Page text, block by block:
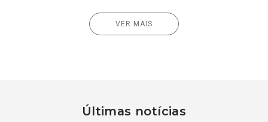
VER MAIS
Últimas notícias